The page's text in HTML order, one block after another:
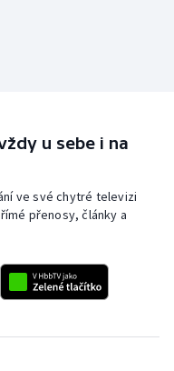
u sebe i na
ve své chytré televizi
přenosy, články a